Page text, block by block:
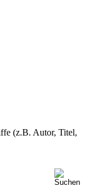
(z.B. Autor, Titel,